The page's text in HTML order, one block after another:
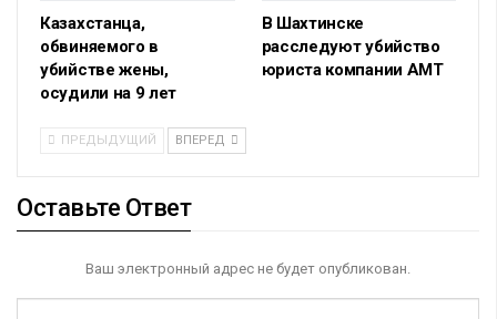
Казахстанца,
обвиняемого в
убийстве жены,
осудили на 9 лет
В Шахтинске
расследуют убийство
юриста компании АМТ
ПРЕДЫДУЩИЙ ВПЕРЕД
Оставьте Ответ
Ваш электронный адрес не будет опубликован.